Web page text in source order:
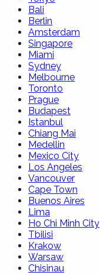
Bali
Berlin
Amsterdam
Singapore
Miami
Sydney
Melbourne
Toronto
Prague
Budapest
Istanbul
Chiang Mai
Medellin
Mexico City
Los Angeles
Vancouver
Cape Town
Buenos Aires
Lima
Ho Chi Minh City
Tbilisi
Krakow
Warsaw
Chisinau